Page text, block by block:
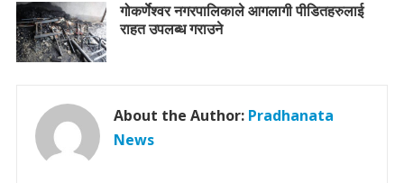
गोकर्णेश्वर नगरपालिकाले आगलागी पीडितहरुलाई
राहत उपलब्ध गराउने
About the Author: Pradhanata
News